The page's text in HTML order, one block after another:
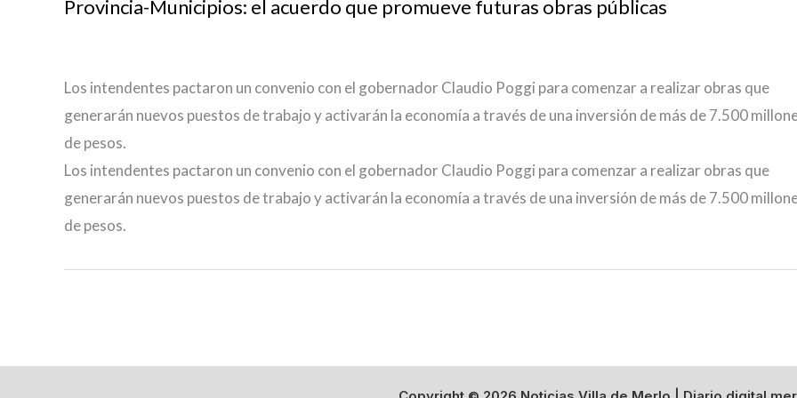
Provincia-Municipios: el acuerdo que promueve futuras obras públicas
Los intendentes pactaron un convenio con el gobernador Claudio Poggi para comenzar a realizar obras que
generarán nuevos puestos de trabajo y activarán la economía a través de una inversión de más de 7.500
de pesos.
Los intendentes pactaron un convenio con el gobernador Claudio Poggi para comenzar a realizar obras que
generarán nuevos puestos de trabajo y activarán la economía a través de una inversión de más de 7.500
de pesos.